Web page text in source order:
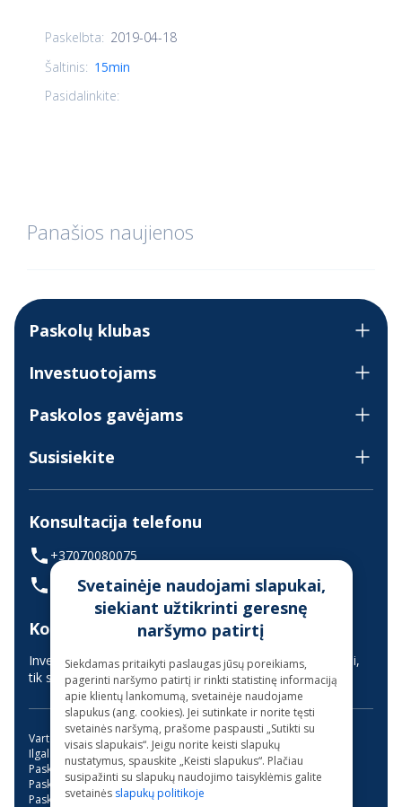
Paskelbta: 2019-04-18
Šaltinis: 15min
Pasidalinkite:
Panašios naujienos
Paskolų klubas
Investuotojams
Paskolos gavėjams
Susisiekite
Konsultacija telefonu
+37070080075
(skambinant iš užsienio +37068700300)
Konsultavimas gyvai
Investuotojų aptarnavimas vyksta nuotoliniu būdu (gyvai,
tik suderinus laiką iš anksto)
Vartojimo paskola
Kreditas internetu
Ilgalaikės paskolos be užstato
Mini paskola internetu
Paskola su bendraskoliu
Kreditai
Greitas kreditas
Paskola su verslo liudijimu
Paskola studijoms
Paskola be pabrangimo
Trumpalaikė paskola
Svetainėje naudojami slapukai,
siekiant užtikrinti geresnę
naršymo patirtį
Siekdamas pritaikyti paslaugas jūsų poreikiams,
pagerinti naršymo patirtį ir rinkti statistinę informaciją
apie klientų lankomumą, svetainėje naudojame
slapukus (ang. cookies). Jei sutinkate ir norite tęsti
svetainės naršymą, prašome paspausti „Sutikti su
visais slapukais“. Jeigu norite keisti slapukų
nustatymus, spauskite „Keisti slapukus“. Plačiau
susipažinti su slapukų naudojimo taisyklėmis galite
svetainės slapukų politikoje